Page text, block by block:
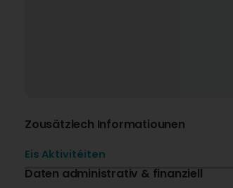
Zousätzlech Informatiounen
Eis Aktivitéiten
Daten administrativ & finanziell